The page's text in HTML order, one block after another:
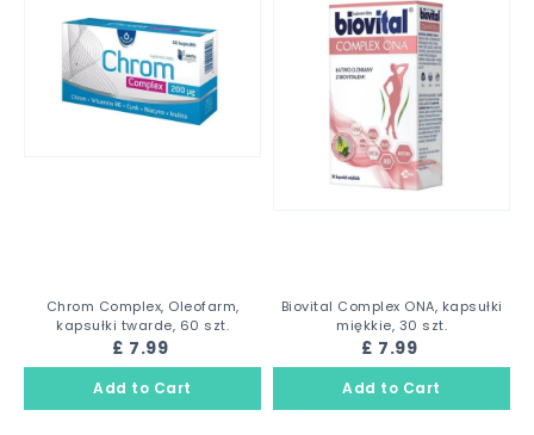
Chrom Complex, Oleofarm,
kapsułki twarde, 60 szt.
£ 7.99
Biovital Complex ONA, kapsułki
miękkie, 30 szt.
£ 7.99